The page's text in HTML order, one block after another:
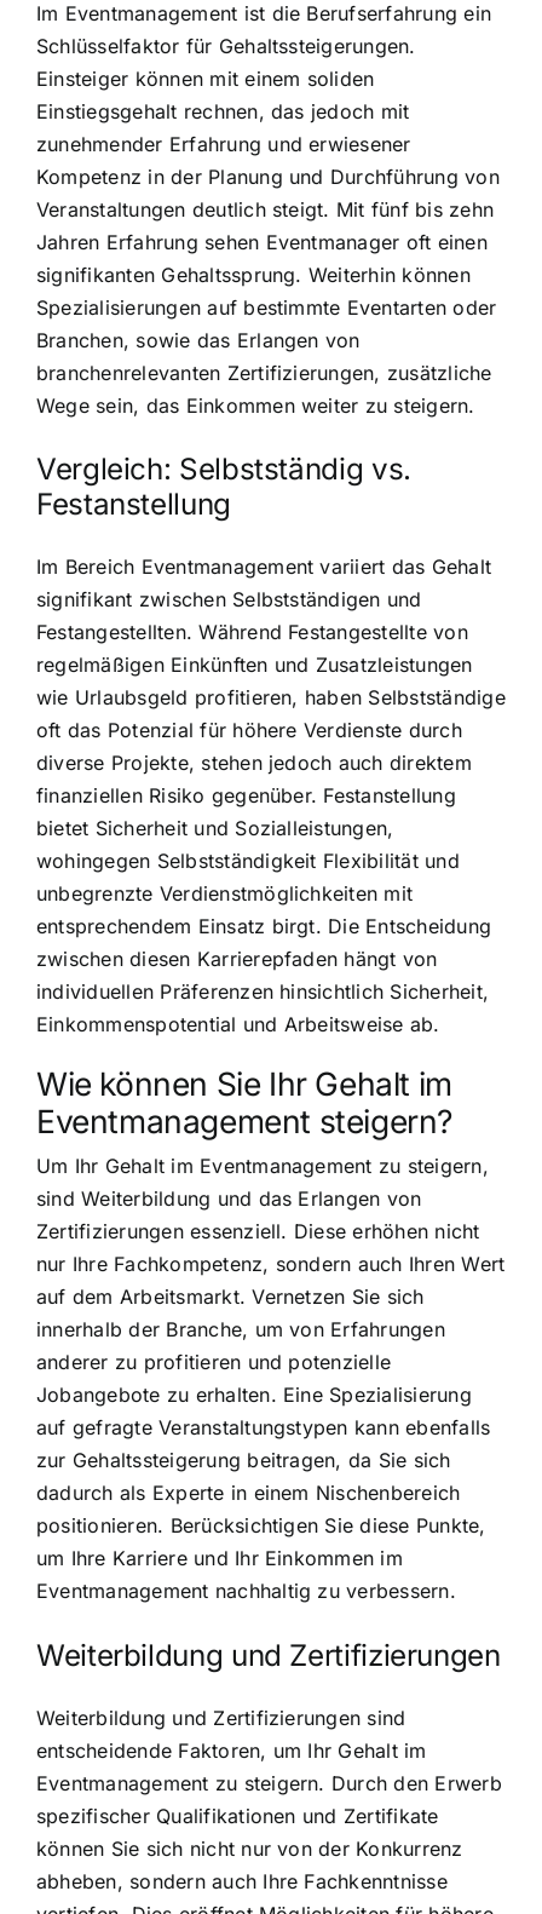
Im Eventmanagement ist die Berufserfahrung ein
Schlüsselfaktor für Gehaltssteigerungen.
Einsteiger können mit einem soliden
Einstiegsgehalt rechnen, das jedoch mit
zunehmender Erfahrung und erwiesener
Kompetenz in der Planung und Durchführung von
Veranstaltungen deutlich steigt. Mit fünf bis zehn
Jahren Erfahrung sehen Eventmanager oft einen
signifikanten Gehaltssprung. Weiterhin können
Spezialisierungen auf bestimmte Eventarten oder
Branchen, sowie das Erlangen von
branchenrelevanten Zertifizierungen, zusätzliche
Wege sein, das Einkommen weiter zu steigern.
Vergleich: Selbstständig vs.
Festanstellung
Im Bereich Eventmanagement variiert das Gehalt
signifikant zwischen Selbstständigen und
Festangestellten. Während Festangestellte von
regelmäßigen Einkünften und Zusatzleistungen
wie Urlaubsgeld profitieren, haben Selbstständige
oft das Potenzial für höhere Verdienste durch
diverse Projekte, stehen jedoch auch direktem
finanziellen Risiko gegenüber. Festanstellung
bietet Sicherheit und Sozialleistungen,
wohingegen Selbstständigkeit Flexibilität und
unbegrenzte Verdienstmöglichkeiten mit
entsprechendem Einsatz birgt. Die Entscheidung
zwischen diesen Karrierepfaden hängt von
individuellen Präferenzen hinsichtlich Sicherheit,
Einkommenspotential und Arbeitsweise ab.
Wie können Sie Ihr Gehalt im
Eventmanagement steigern?
Um Ihr Gehalt im Eventmanagement zu steigern,
sind Weiterbildung und das Erlangen von
Zertifizierungen essenziell. Diese erhöhen nicht
nur Ihre Fachkompetenz, sondern auch Ihren Wert
auf dem Arbeitsmarkt. Vernetzen Sie sich
innerhalb der Branche, um von Erfahrungen
anderer zu profitieren und potenzielle
Jobangebote zu erhalten. Eine Spezialisierung
auf gefragte Veranstaltungstypen kann ebenfalls
zur Gehaltssteigerung beitragen, da Sie sich
dadurch als Experte in einem Nischenbereich
positionieren. Berücksichtigen Sie diese Punkte,
um Ihre Karriere und Ihr Einkommen im
Eventmanagement nachhaltig zu verbessern.
Weiterbildung und Zertifizierungen
Weiterbildung und Zertifizierungen sind
entscheidende Faktoren, um Ihr Gehalt im
Eventmanagement zu steigern. Durch den Erwerb
spezifischer Qualifikationen und Zertifikate
können Sie sich nicht nur von der Konkurrenz
abheben, sondern auch Ihre Fachkenntnisse